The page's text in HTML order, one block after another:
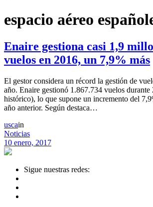
espacio aéreo
Enaire gestiona casi 1,9
vuelos en 2016, un 7,9% más
El gestor considera un récord la gestión de
año. Enaire gestionó 1.867.734 vuelos durante
histórico), lo que supone un incremento del
año anterior. Según destaca…
uscain
Noticias
10 enero, 2017
Sigue nuestras redes: